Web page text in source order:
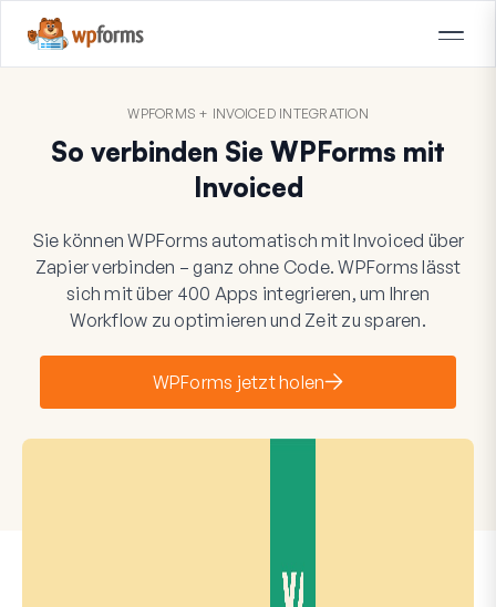
WPFORMS + INVOICED INTEGRATION
So verbinden Sie WPForms mit
Invoiced
Sie können WPForms automatisch mit Invoiced über
Zapier verbinden – ganz ohne Code. WPForms lässt
sich mit über 400 Apps integrieren, um Ihren
Workflow zu optimieren und Zeit zu sparen.
WPForms jetzt holen